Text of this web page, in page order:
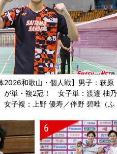
2026和歌山・個人戦】男子：萩原
が単・複2冠！ 女子単：渡邉 柚乃
女子複：上野 優寿／伴野 碧唯（ふ